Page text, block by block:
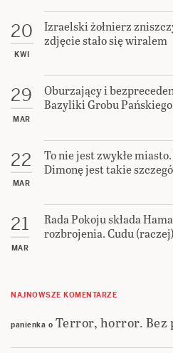
20
KWI
Izraelski żołnierz
zdjęcie stało się wiralem
29
MAR
Oburzający i
Bazyliki Grobu
22
MAR
To nie jest zwykłe
Dimonę jest takie
21
MAR
Rada Pokoju składa
rozbrojenia. Cudu
NAJNOWSZE KOMENTARZE
panienka o Terror, horror. Bez